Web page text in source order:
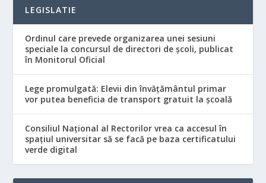
LEGISLATIE
Ordinul care prevede organizarea unei sesiuni
speciale la concursul de directori de şcoli, publicat
în Monitorul Oficial
Lege promulgată: Elevii din învăţământul primar
vor putea beneficia de transport gratuit la şcoală
Consiliul Naţional al Rectorilor vrea ca accesul în
spaţiul universitar să se facă pe baza certificatului
verde digital